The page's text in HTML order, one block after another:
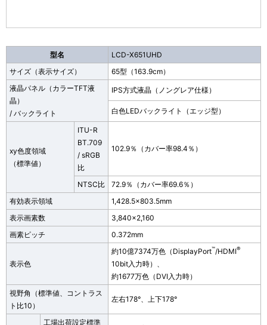
型名
LCD-X651UHD
サイズ（表示サイズ）
65型（163.9cm）
液晶パネル（カラーTFT液
晶）
/ バックライト
IPS方式液晶（ノングレア仕様）
白色LEDバックライト（エッジ型）
xy色度領域
（標準値）
ITU-R
BT.709
/ sRGB
比
102.9％（カバー率98.4％）
NTSC比
72.9％（カバー率69.6％）
有効表示領域
1,428.5×803.5mm
表示画素数
3,840×2,160
画素ピッチ
0.372mm
表示色
約10億7374万色（DisplayPort™/HDMI®
10bit入力時）、
約1677万色（DVI入力時）
視野角（標準値、コントラス
ト比10）
左右178°、上下178°
工場出荷設定標準